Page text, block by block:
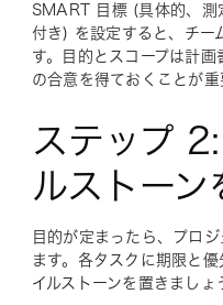
SMART 目標 (具体的、測
付き) を設定すると、チー
す。目的とスコープは計
の合意を得ておくことが重
ステップ
ルストーン
目的が定まったら、プロ
ます。各タスクに期限と
イルストーンを置きましょ